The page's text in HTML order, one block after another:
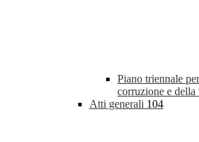
Piano triennale
corruzione e della
Atti generali 104